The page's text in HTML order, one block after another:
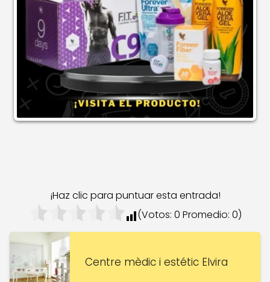
¡Haz clic para puntuar esta entrada!
(Votos: 0 Promedio: 0)
Centre mèdic i estétic Elvira